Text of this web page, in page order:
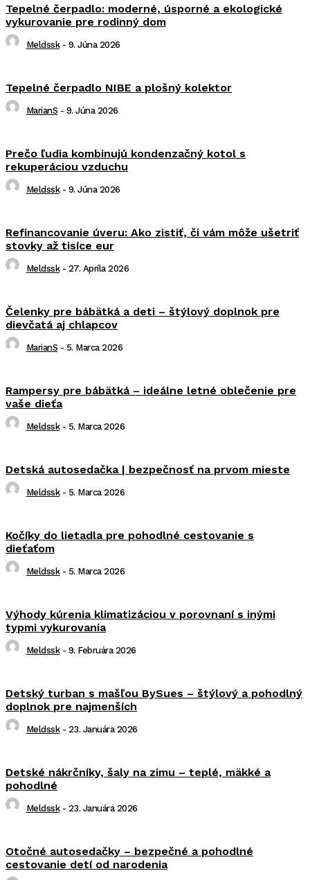
Tepelné čerpadlo: moderné, úsporné a ekologické
vykurovanie pre rodinný dom
Meldssk - 9. Júna 2026
Tepelné čerpadlo NIBE a plošný kolektor
MarianS - 9. Júna 2026
Prečo ľudia kombinujú kondenzačný kotol s
rekuperáciou vzduchu
Meldssk - 9. Júna 2026
Refinancovanie úveru: Ako zistiť, či vám môže ušetriť
stovky až tisíce eur
Meldssk - 27. Apríla 2026
Čelenky pre bábätká a deti – štýlový doplnok pre
dievčatá aj chlapcov
MarianS - 5. Marca 2026
Rampersy pre bábätká – ideálne letné oblečenie pre
vaše dieťa
Meldssk - 5. Marca 2026
Detská autosedačka | bezpečnosť na prvom mieste
Meldssk - 5. Marca 2026
Kočíky do lietadla pre pohodlné cestovanie s
dieťaťom
Meldssk - 5. Marca 2026
Výhody kúrenia klimatizáciou v porovnaní s inými
typmi vykurovania
Meldssk - 9. Februára 2026
Detský turban s mašľou BySues – štýlový a pohodlný
doplnok pre najmenších
Meldssk - 23. Januára 2026
Detské nákrčníky, šaly na zimu – teplé, mäkké a
pohodlné
Meldssk - 23. Januára 2026
Otočné autosedačky – bezpečné a pohodlné
cestovanie detí od narodenia